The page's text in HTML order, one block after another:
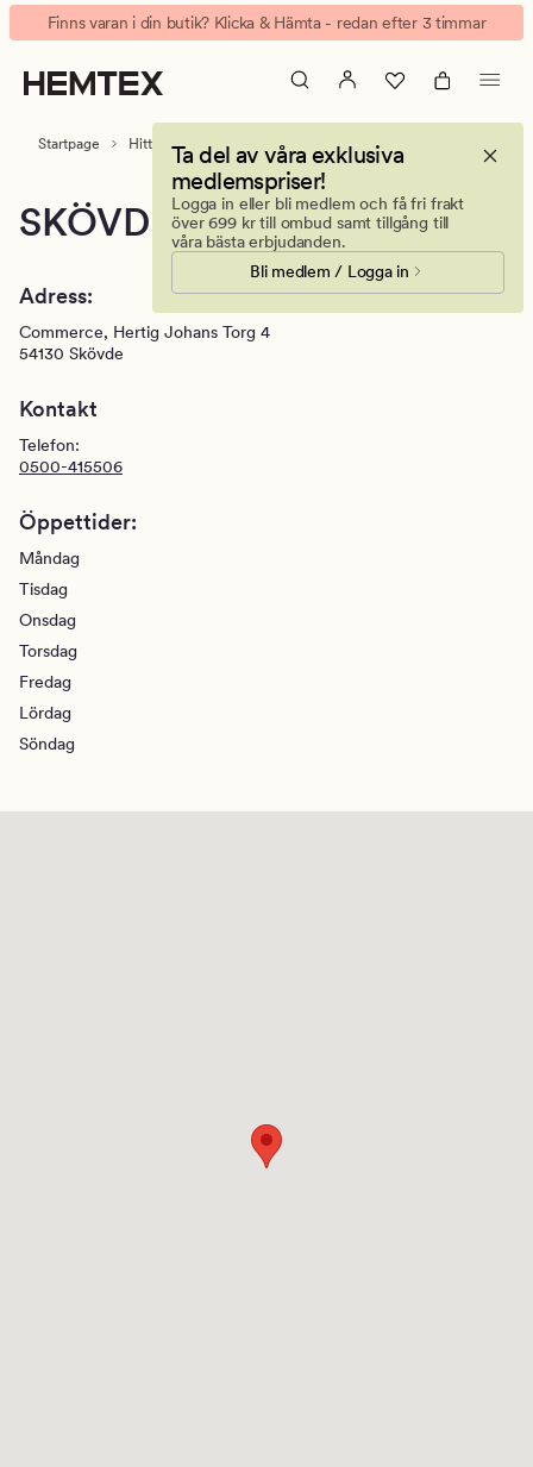
Hemtex
Skövde,
Commerce-
Din
Animerad
banner.
Klicka
på
pausa.
Finns varan i din butik? Klicka & Hämta - redan efter 3 timmar
Ta del av våra exklusiva
medlemspriser!
Logga in eller bli medlem och få fri frakt
över 699 kr till ombud samt tillgång till
våra bästa erbjudanden.
Bli medlem / Logga in
Startpage Hitta butik Skövde Commerce
SKÖVDE COMMERCE
Adress:
Commerce, Hertig Johans Torg 4
54130 Skövde
Kontakt
Telefon:
0500-415506
Öppettider:
Måndag
Tisdag
Onsdag
Torsdag
Fredag
Lördag
Söndag